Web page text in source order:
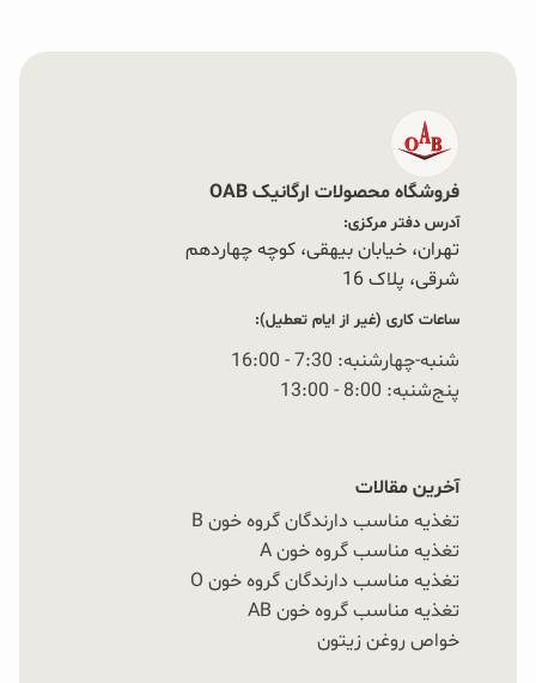
فروشگاه محصولات ارگانیک OAB
آدرس دفتر مرکزی:
تهران، خیابان بیهقی، کوچه چهاردهم
شرقی، پلاک 16‭
ساعات کاری (غیر از ایام تعطیل):
شنبه-چهارشنبه: 7:30 - 16:00
پنج‌شنبه: 8:00 - 13:00
آخرین مقالات
تغذیه مناسب دارندگان گروه خون B
تغذیه مناسب گروه خون A
تغذیه مناسب دارندگان گروه خون O
تغذیه مناسب گروه خون AB
خواص روغن زیتون